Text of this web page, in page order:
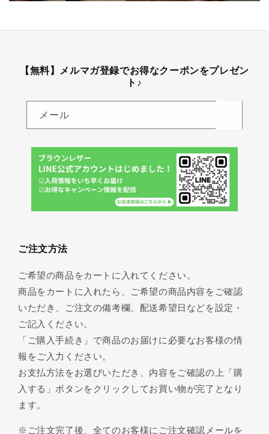
【無料】メルマガ登録でお得なクーポンをプレゼン
ト♪
メール
ご注文方法
ご希望の商品をカートに入れてください。
商品をカートに入れたら、ご希望の商品内容をご確認
いただき、ご注文の備考欄、配送希望日などを設定・
ご記入ください。
「ご購入手続き」で商品のお届けに必要なお客様の情
報をご入力ください。
お支払方法をお選びいただき、内容をご確認の上「購
入する」ボタンをクリックしてお買い物が完了となり
ます。
※ご注文完了後、全てのお客様にご注文確認メールを